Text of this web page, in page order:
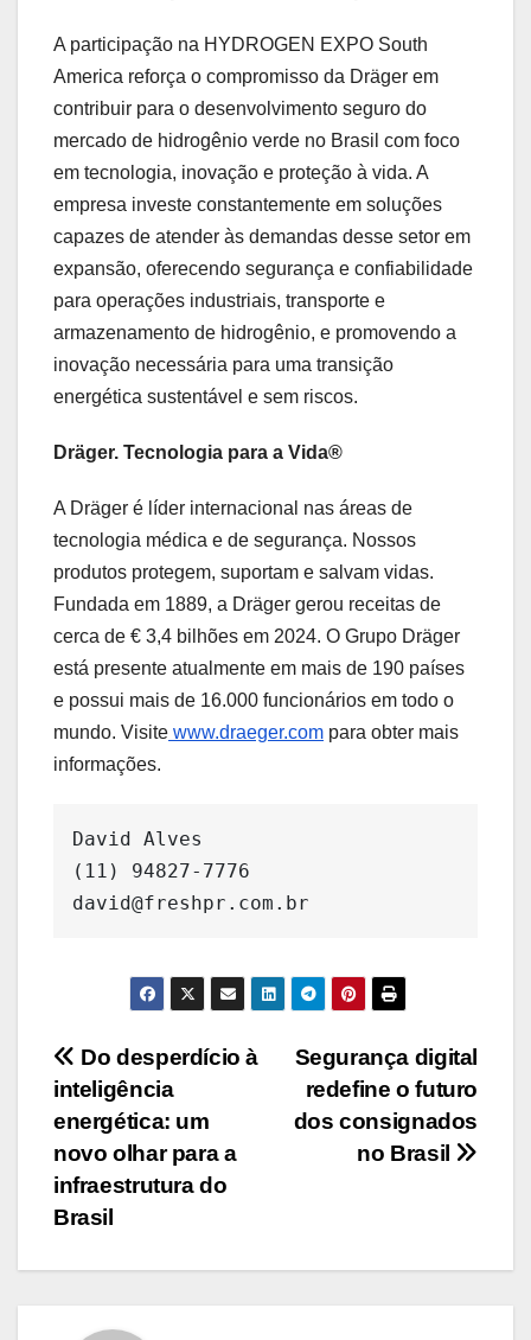
A participação na HYDROGEN EXPO South
America reforça o compromisso da Dräger em
contribuir para o desenvolvimento seguro do
mercado de hidrogênio verde no Brasil com foco
em tecnologia, inovação e proteção à vida. A
empresa investe constantemente em soluções
capazes de atender às demandas desse setor em
expansão, oferecendo segurança e confiabilidade
para operações industriais, transporte e
armazenamento de hidrogênio, e promovendo a
inovação necessária para uma transição
energética sustentável e sem riscos.
Dräger. Tecnologia para a Vida®
A Dräger é líder internacional nas áreas de
tecnologia médica e de segurança. Nossos
produtos protegem, suportam e salvam vidas.
Fundada em 1889, a Dräger gerou receitas de
cerca de € 3,4 bilhões em 2024. O Grupo Dräger
está presente atualmente em mais de 190 países
e possui mais de 16.000 funcionários em todo o
mundo. Visite www.draeger.com para obter mais
informações.
David Alves
(11) 94827-7776
david@freshpr.com.br
Navegação
de
Post
Segurança digital
redefine o futuro
dos consignados
no Brasil
Do desperdício à
inteligência
energética: um
novo olhar para a
infraestrutura do
Brasil